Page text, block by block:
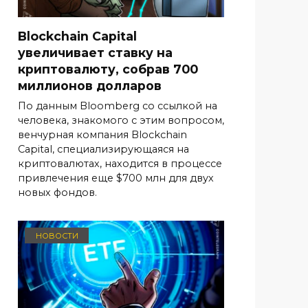
Blockchain Capital
увеличивает ставку на
криптовалюту, собрав 700
миллионов долларов
По данным Bloomberg со ссылкой на
человека, знакомого с этим вопросом,
венчурная компания Blockchain
Capital, специализирующаяся на
криптовалютах, находится в процессе
привлечения еще $700 млн для двух
новых фондов.
НОВОСТИ